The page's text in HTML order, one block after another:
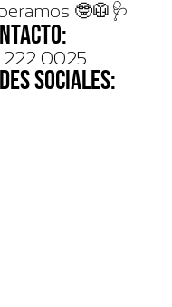
🤓🥼🩺
222 0025
SOCIALES: